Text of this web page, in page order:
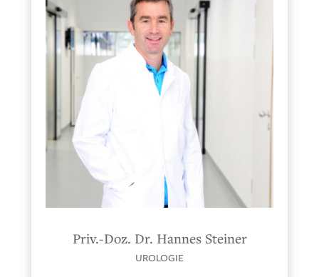
Priv.-Doz. Dr. Hannes Steiner
UROLOGIE